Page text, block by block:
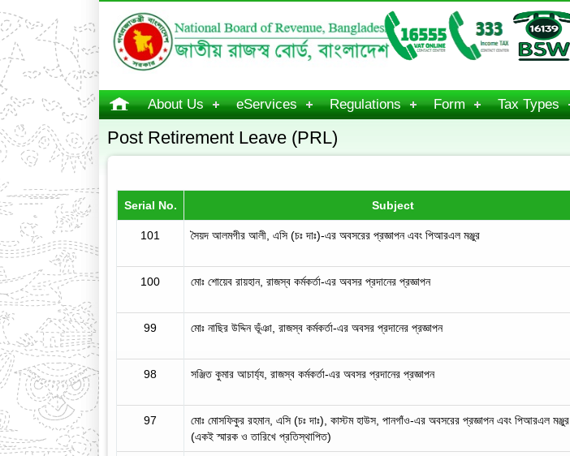
About Us eServices Regulations Form Tax Types
Post Retirement Leave (PRL)
Serial No. Subject
101 সৈয়দ আলমগীর আলী, এসি (চঃ দাঃ)-এর অবসরের প্রজ্ঞাপন এবং পিআরএল মঞ্জুর
100 মোঃ শোয়েব রায়হান, রাজস্ব কর্মকর্তা-এর অবসর প্রদানের প্রজ্ঞাপন
99 মোঃ নাছির উদ্দিন ভূঁঞা, রাজস্ব কর্মকর্তা-এর অবসর প্রদানের প্রজ্ঞাপন
98 সঞ্জিত কুমার আচার্য্য, রাজস্ব কর্মকর্তা-এর অবসর প্রদানের প্রজ্ঞাপন
97
মোঃ মোসফিকুর রহমান, এসি (চঃ দাঃ), কাস্টম হাউস, পানগাঁও-এর অবসরের প্রজ্ঞাপন এবং পিআরএল মঞ্জুর
(একই স্মারক ও তারিখে প্রতিস্থাপিত)